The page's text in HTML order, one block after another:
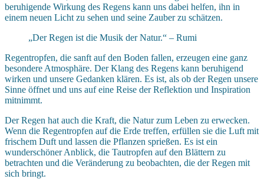
beruhigende Wirkung des Regens kann uns dabei helfen, ihn in
einem neuen Licht zu sehen und seine Zauber zu schätzen.
„Der Regen ist die Musik der Natur.“ – Rumi
Regentropfen, die sanft auf den Boden fallen, erzeugen eine ganz
besondere Atmosphäre. Der Klang des Regens kann beruhigend
wirken und unsere Gedanken klären. Es ist, als ob der Regen unsere
Sinne öffnet und uns auf eine Reise der Reflektion und Inspiration
mitnimmt.
Der Regen hat auch die Kraft, die Natur zum Leben zu erwecken.
Wenn die Regentropfen auf die Erde treffen, erfüllen sie die Luft mit
frischem Duft und lassen die Pflanzen sprießen. Es ist ein
wunderschöner Anblick, die Tautropfen auf den Blättern zu
betrachten und die Veränderung zu beobachten, die der Regen mit
sich bringt.